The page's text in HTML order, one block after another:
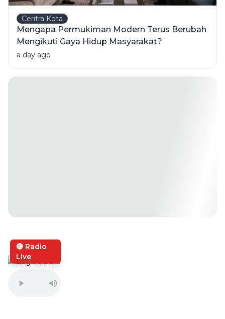
Ceritra Kota
Mengapa Permukiman Modern Terus Berubah
Mengikuti Gaya Hidup Masyarakat?
a day ago
🔴 Radio
Live